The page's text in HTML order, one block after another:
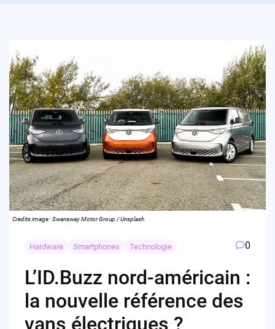
Credits image : Swansway Motor Group / Unsplash
Hardware Smartphones Technologie 0
L’ID.Buzz nord-américain :
la nouvelle référence des
vans électriques ?